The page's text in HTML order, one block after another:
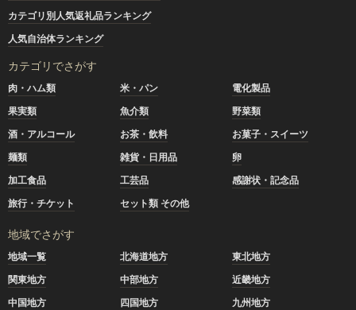
カテゴリ別人気返礼品ランキング
人気自治体ランキング
カテゴリでさがす
肉・ハム類 米・パン
電化製品
果実類
魚介類
野菜類
酒・アルコール
お茶・飲料
お菓子・スイーツ
麺類
雑貨・日用品
卵
加工食品
工芸品
感謝状・記念品
旅行・チケット
セット類 その他
地域でさがす
地域一覧 北海道地方
東北地方
関東地方
中部地方
近畿地方
中国地方
四国地方 九州地方